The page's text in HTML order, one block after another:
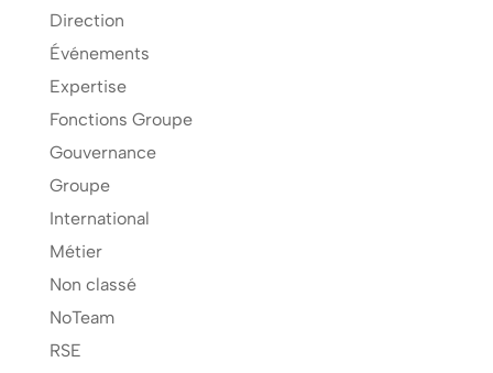
Direction
Événements
Expertise
Fonctions Groupe
Gouvernance
Groupe
International
Métier
Non classé
NoTeam
RSE